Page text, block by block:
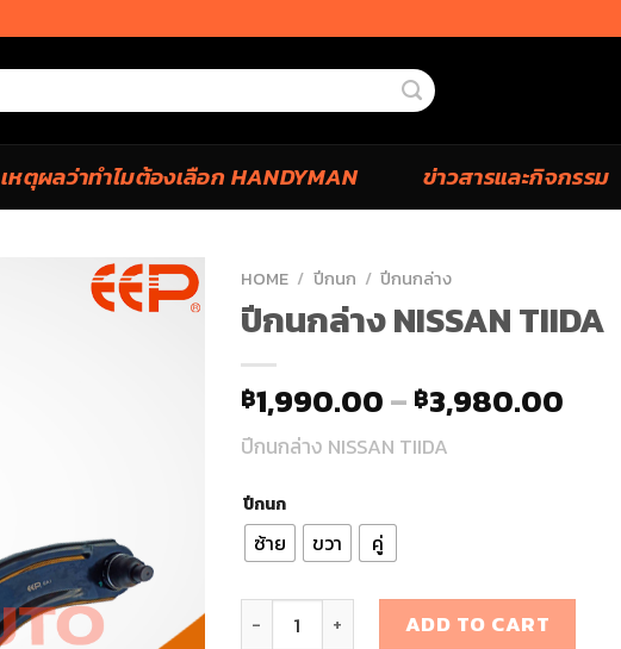
เหตุผลว่าทำไมต้องเลือก HANDYMAN ข่าวสารและกิจกรรม
HOME / ปีกนก / ปีกนกล่าง
ปีกนกล่าง NISSAN TIIDA
฿1,990.00– ฿3,980.00
ปีกนกล่าง NISSAN TIIDA
ปีกนก
ซ้าย ขวา คู่
ปีกนกล่าง NISSAN TIIDA quantity
ADD TO CART